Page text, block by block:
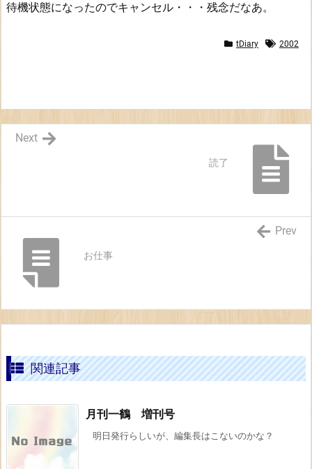
待機状態になったのでキャンセル・・・残念だなあ。
tDiary 2002
読了
Next
お仕事
Prev
関連記事
月刊一鶴 増刊号
明日発行らしいが、編集長はこないのかな？